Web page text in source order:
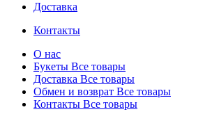
Доставка
Контакты
О нас
Букеты Все товары
Доставка Все товары
Обмен и возврат Все товары
Контакты Все товары